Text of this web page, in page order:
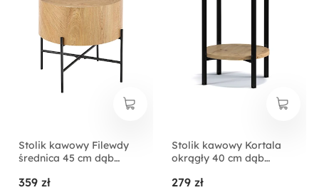
Stolik kawowy Filewdy
średnica 45 cm dąb
359 zł
Stolik kawowy Kortala
okrągły 40 cm dąb
279 zł